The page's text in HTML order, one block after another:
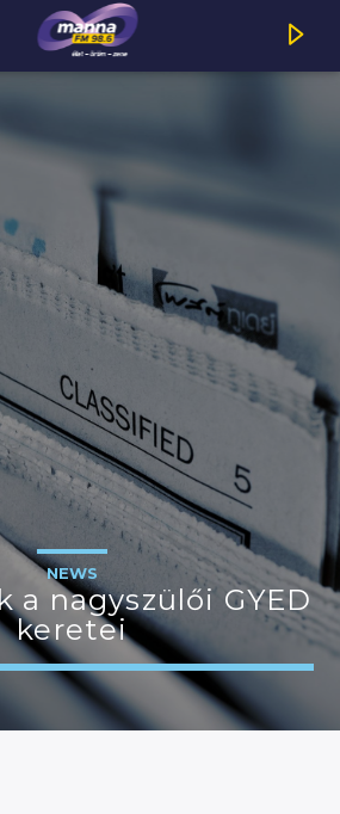
WORLD
NEWS
a nagyszülői GYED
keretei